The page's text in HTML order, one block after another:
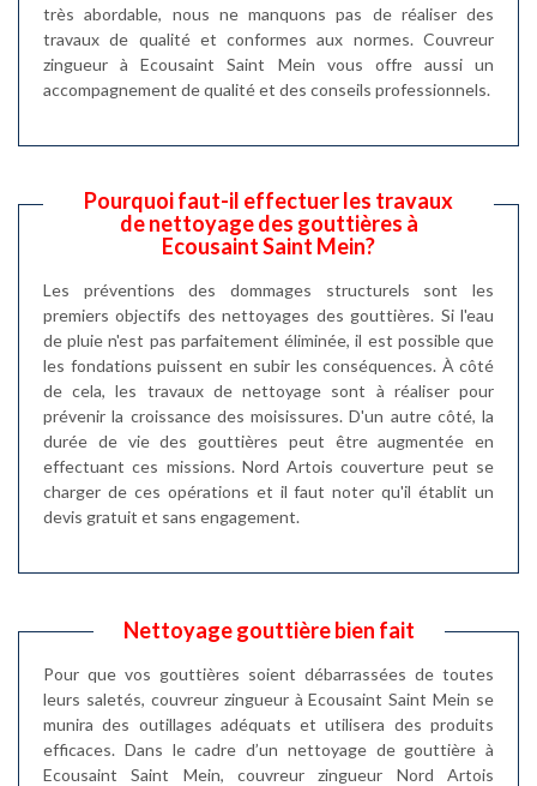
très abordable, nous ne manquons pas de réaliser des
travaux de qualité et conformes aux normes. Couvreur
zingueur à Ecousaint Saint Mein vous offre aussi un
accompagnement de qualité et des conseils professionnels.
Pourquoi faut-il effectuer les travaux
de nettoyage des gouttières à
Ecousaint Saint Mein?
Les préventions des dommages structurels sont les
premiers objectifs des nettoyages des gouttières. Si l'eau
de pluie n'est pas parfaitement éliminée, il est possible que
les fondations puissent en subir les conséquences. À côté
de cela, les travaux de nettoyage sont à réaliser pour
prévenir la croissance des moisissures. D'un autre côté, la
durée de vie des gouttières peut être augmentée en
effectuant ces missions. Nord Artois couverture peut se
charger de ces opérations et il faut noter qu'il établit un
devis gratuit et sans engagement.
Nettoyage gouttière bien fait
Pour que vos gouttières soient débarrassées de toutes
leurs saletés, couvreur zingueur à Ecousaint Saint Mein se
munira des outillages adéquats et utilisera des produits
efficaces. Dans le cadre d’un nettoyage de gouttière à
Ecousaint Saint Mein, couvreur zingueur Nord Artois